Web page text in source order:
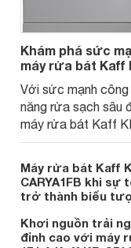
Khám phá sức
máy rửa bát Kaff
Với sức mạnh
năng rửa sạch sâu
máy rửa bát Kaff
chỉ làm tròn nhiệm
phần xây dựng
trọng. Cùng
những tính năng
Máy rửa bát Kaff
CARYA1FB khi sự
trở thành biểu
Khơi nguồn trải
đỉnh cao với máy